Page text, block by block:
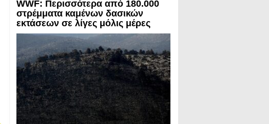
WWF: Περισσότερα από 180.000
στρέμματα καμένων δασικών
εκτάσεων σε λίγες μόλις μέρες